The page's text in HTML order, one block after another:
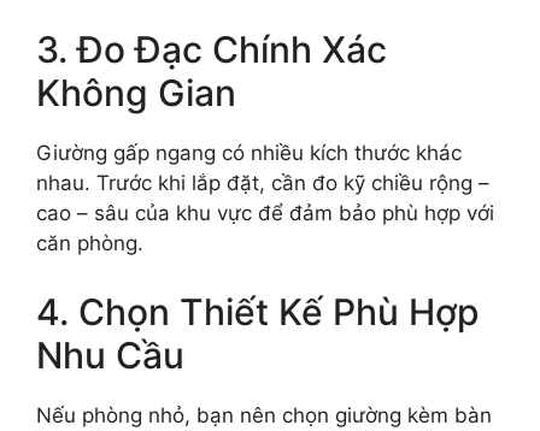
3. Đo Đạc Chính Xác
Không Gian
Giường gấp ngang có nhiều kích thước khác
nhau. Trước khi lắp đặt, cần đo kỹ chiều rộng –
cao – sâu của khu vực để đảm bảo phù hợp với
căn phòng.
4. Chọn Thiết Kế Phù Hợp
Nhu Cầu
Nếu phòng nhỏ, bạn nên chọn giường kèm bàn